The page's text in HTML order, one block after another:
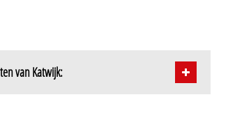
van Katwijk: